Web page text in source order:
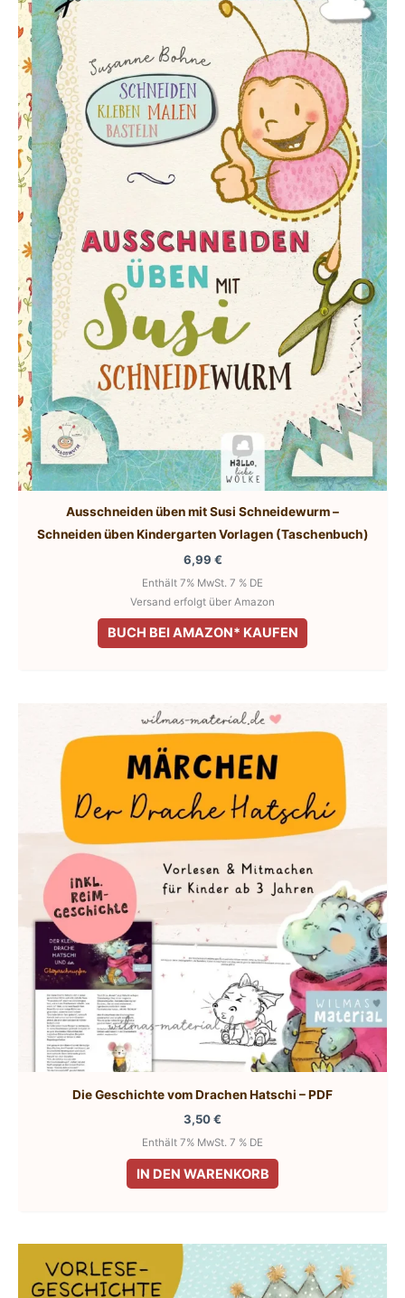
Ausschneiden üben mit Susi Schneidewurm –
Schneiden üben Kindergarten Vorlagen (Taschenbuch)
6,99 €
Enthält 7% MwSt. 7 % DE
Versand erfolgt über Amazon
BUCH BEI AMAZON* KAUFEN
Die Geschichte vom Drachen Hatschi – PDF
3,50€
Enthält 7% MwSt. 7 % DE
IN DEN WARENKORB